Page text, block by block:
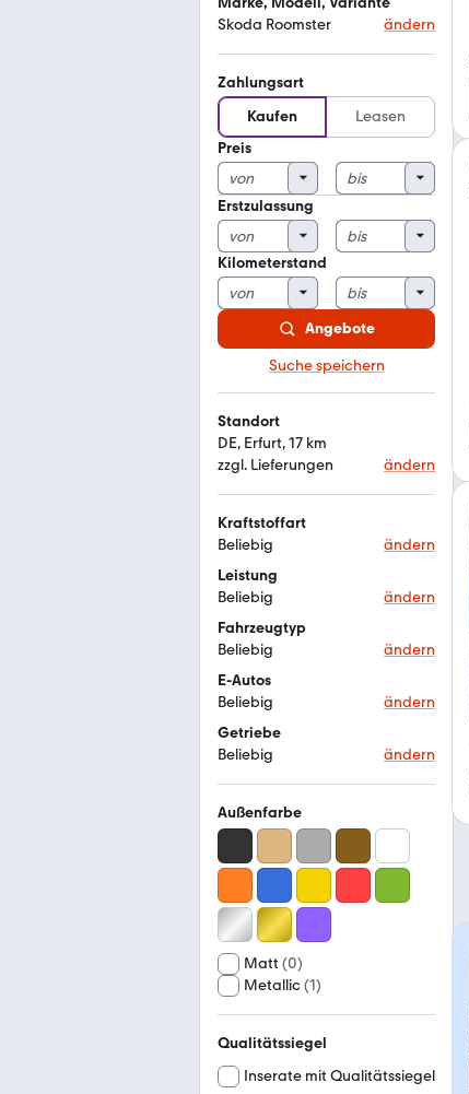
Skoda Roomster
ändern
Zahlungsart
Kaufen
Leasen
Preis
Erstzulassung
Kilometerstand
Angebote
Suche speichern
Standort
DE, Erfurt, 17 km
zzgl. Lieferungen
ändern
Kraftstoffart
Beliebig
ändern
Leistung
Beliebig
ändern
Fahrzeugtyp
Beliebig
ändern
E-Autos
Beliebig
ändern
Getriebe
Beliebig
ändern
Außenfarbe
Matt (0)
Metallic(1)
Qualitätssiegel
Inserate mit Qualitätssiegel